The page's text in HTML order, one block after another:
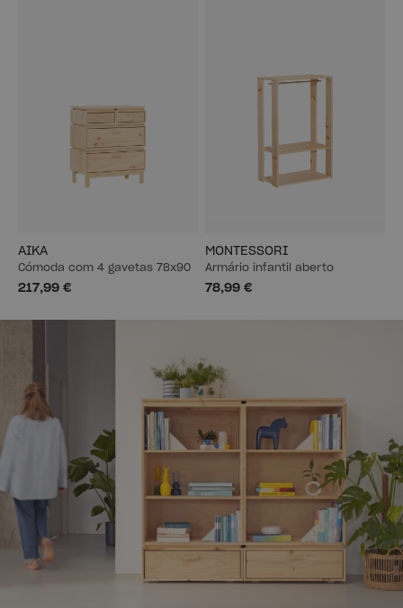
AIKA
Cómoda com 4 gavetas 78x90
217,99 €
MONTESSORI
Armário infantil aberto
78,99 €